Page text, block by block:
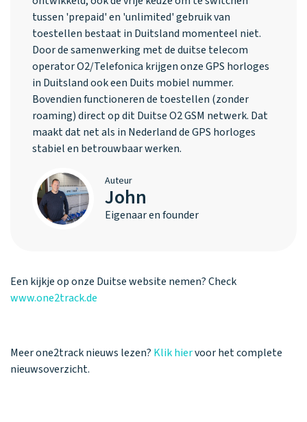
tussen 'prepaid' en 'unlimited' gebruik van
toestellen bestaat in Duitsland momenteel niet.
Door de samenwerking met de duitse telecom
operator O2/Telefonica krijgen onze GPS horloges
in Duitsland ook een Duits mobiel nummer.
Bovendien functioneren de toestellen (zonder
roaming) direct op dit Duitse O2 GSM netwerk. Dat
maakt dat net als in Nederland de GPS horloges
stabiel en betrouwbaar werken.
Auteur
John
Eigenaar en founder
Een kijkje op onze Duitse website nemen? Check
www.one2track.de
Meer one2track nieuws lezen? Klik hiervoor het complete
nieuwsoverzicht.